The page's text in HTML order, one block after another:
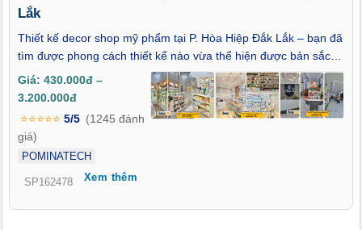
Lắk
Thiết kế decor shop mỹ phẩm tại P. Hòa Hiệp Đắk Lắk – bạn đã
tìm được phong cách thiết kế nào vừa thể hiện được bản sắc
thương hiệu, vừa chạm đến cảm xúc khách hàng chưa? Khi thị
trường làm đẹp ngày càng sôi động, không gian bán hàng
không còn đơn thuần là nơi trưng bày sản phẩm, mà phải trở
thành một "sân khấu" lung linh, nơi mọi chi tiết decor đều góp
phần nâng tầm giá trị thương hiệu. Bài viết này sẽ mang đến
cho bạn những góc nhìn tinh tế và đầy cảm hứng về xu hướng
thiết kế shop mỹ phẩm tại P. Hòa Hiệp – nơi vẻ đẹp thẩm mỹ
Giá: 430.000đ –
3.200.000đ
⭐⭐⭐⭐⭐ 5/5 (1245 đánh
giá)
POMINATECH
SP162478 Xem thêm